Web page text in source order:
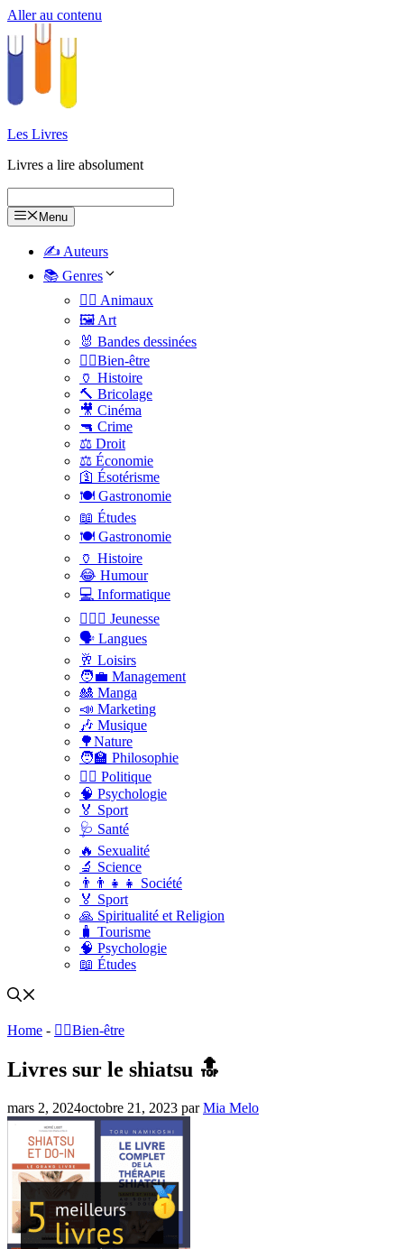
Aller au contenu
Les Livres
Livres a lire absolument
Menu
✍️ Auteurs
📚 Genres
🐕‍🦺 Animaux
🖼️ Art
🐰 Bandes dessinées
🧑‍⚕️Bien-être
🏺 Histoire
🔨 Bricolage
🎥 Cinéma
🔫 Crime
⚖️ Droit
⚖️ Économie
🛐 Ésotérisme
🍽️ Gastronomie
📖 Études
🍽️ Gastronomie
🏺 Histoire
😂 Humour
💻 Informatique
🤸🏽‍♀️ Jeunesse
🗣 Langues
🥂 Loisirs
🧑‍💼 Management
🎎 Manga
📣 Marketing
🎶 Musique
🌳Nature
🧑‍🏫 Philosophie
👨‍⚖️ Politique
🧠 Psychologie
🏅 Sport
🩺 Santé
🔥 Sexualité
🔬 Science
👨‍👨‍👧‍👧 Société
🏅 Sport
🙏 Spiritualité et Religion
🧳 Tourisme
🧠 Psychologie
📖 Études
Home - 🧑‍⚕️Bien-être
Livres sur le shiatsu 🔝
mars 2, 2024octobre 21, 2023 parMia Melo